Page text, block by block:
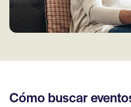
Cómo buscar